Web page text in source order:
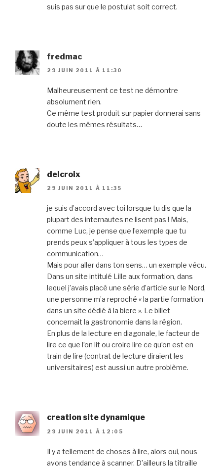
suis pas sur que le postulat soit correct.
fredmac
29 JUIN 2011 À 11:30
Malheureusement ce test ne démontre
absolument rien.
Ce même test produit sur papier donnerai sans
doute les mêmes résultats…
delcroix
29 JUIN 2011 À 11:35
je suis d’accord avec toi lorsque tu dis que la
plupart des internautes ne lisent pas ! Mais,
comme Luc, je pense que l’exemple que tu
prends peux s’appliquer à tous les types de
communication…
Mais pour aller dans ton sens… un exemple vécu.
Dans un site intitulé Lille aux formation, dans
lequel j’avais placé une série d’article sur le Nord,
une personne m’a reproché « la partie formation
dans un site dédié à la biere ». Le billet
concernait la gastronomie dans la région.
En plus de la lecture en diagonale, le facteur de
lire ce que l’on lit ou croire lire ce qu’on est en
train de lire (contrat de lecture diraient les
universitaires) est aussi un autre problème.
creation site dynamique
29 JUIN 2011 À 12:05
Il y a tellement de choses à lire, alors oui, nous
avons tendance à scanner. D’ailleurs la titraille